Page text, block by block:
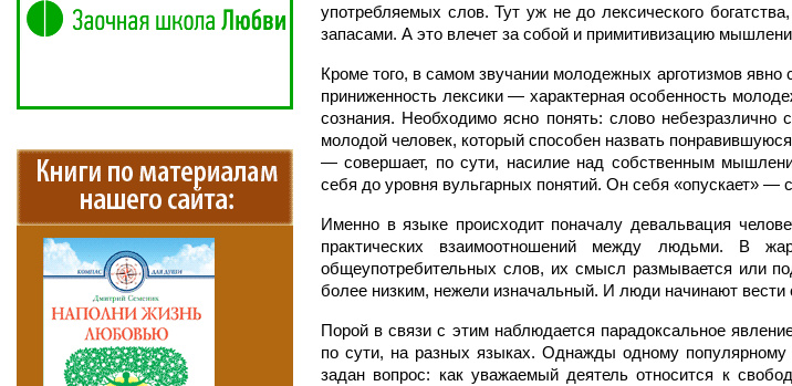
употребляемых слов. Тут уж не до лексического
запасами. А это влечет за собой и примитивизацию
Кроме того, в самом звучании молодежных арготизмов
приниженность лексики — характерная особенность
сознания. Необходимо ясно понять: слово небезразлично
молодой человек, который способен назвать
— совершает, по сути, насилие над собственным
себя до уровня вульгарных понятий. Он себя «опускает» —
Именно в языке происходит поначалу девальвация
практических взаимоотношений между людьми. В
общеупотребительных слов, их смысл размывается или
более низким, нежели изначальный. И люди начинают вести
Порой в связи с этим наблюдается парадоксальное
по сути, на разных языках. Однажды одному
задан вопрос: как уважаемый деятель относится к